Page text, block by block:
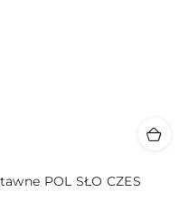
POL SŁO CZES